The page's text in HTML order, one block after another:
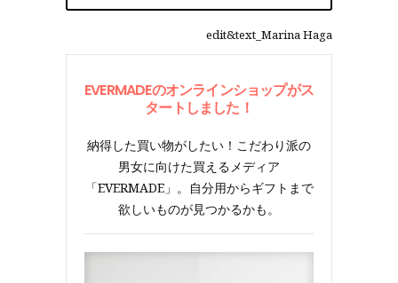
edit&text_Marina Haga
EVERMADEのオンラインショップがス
タートしました！
納得した買い物がしたい！こだわり派の
男女に向けた買えるメディア
「EVERMADE」。自分用からギフトまで
欲しいものが見つかるかも。